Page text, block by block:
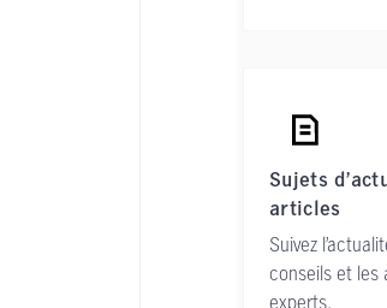
Sujets
articles
Suivez
conseils et les
experts.